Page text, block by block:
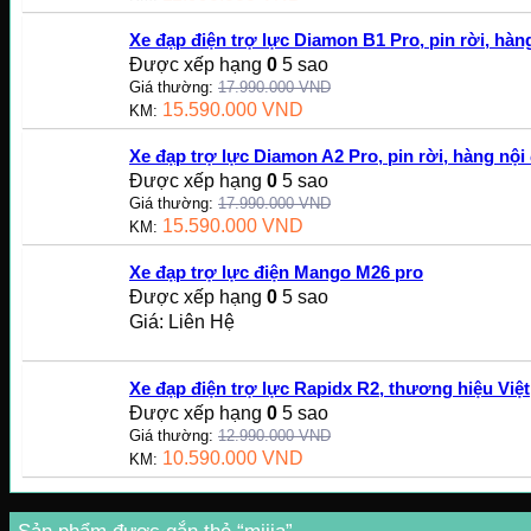
Xe đạp điện trợ lực Diamon B1 Pro, pin rời,
Được xếp hạng 0 5 sao
Giá thường: 17.990.000VND
KM: 15.590.000 VND
Xe đạp trợ lực Diamon A2 Pro, pin rời, hàng nội
Được xếp hạng 0 5 sao
Giá thường: 17.990.000VND
KM: 15.590.000 VND
Xe đạp trợ lực điện Mango M26 pro
Được xếp hạng 0 5 sao
Giá: Liên Hệ
Xe đạp điện trợ lực Rapidx R2, thương hiệu Việt
Được xếp hạng 0 5 sao
Giá thường: 12.990.000VND
KM: 10.590.000 VND